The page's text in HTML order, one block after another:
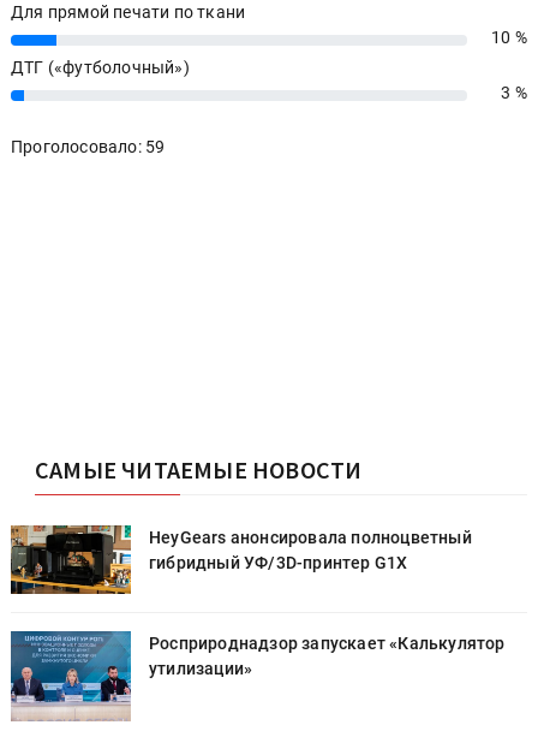
Для прямой печати по ткани
10%
10 %
ДТГ («футболочный»)
3% 3 %
Проголосовало: 59
САМЫЕ ЧИТАЕМЫЕ НОВОСТИ
HeyGears анонсировала полноцветный
гибридный УФ/3D-принтер G1X
Росприроднадзор запускает «Калькулятор
утилизации»